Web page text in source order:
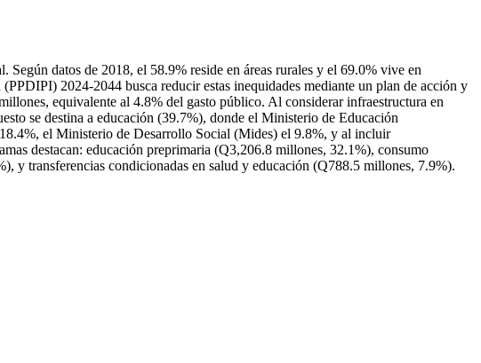
datos de 2018, el 58.9% reside en áreas rurales y el 69.0% vive en
2024-2044 busca reducir estas inequidades mediante un plan de acción y
equivalente al 4.8% del gasto público. Al considerar infraestructura en
se destina a educación (39.7%), donde el Ministerio de Educación
el Ministerio de Desarrollo Social (Mides) el 9.8%, y al incluir
destacan: educación preprimaria (Q3,206.8 millones, 32.1%), consumo
y transferencias condicionadas en salud y educación (Q788.5 millones, 7.9%).